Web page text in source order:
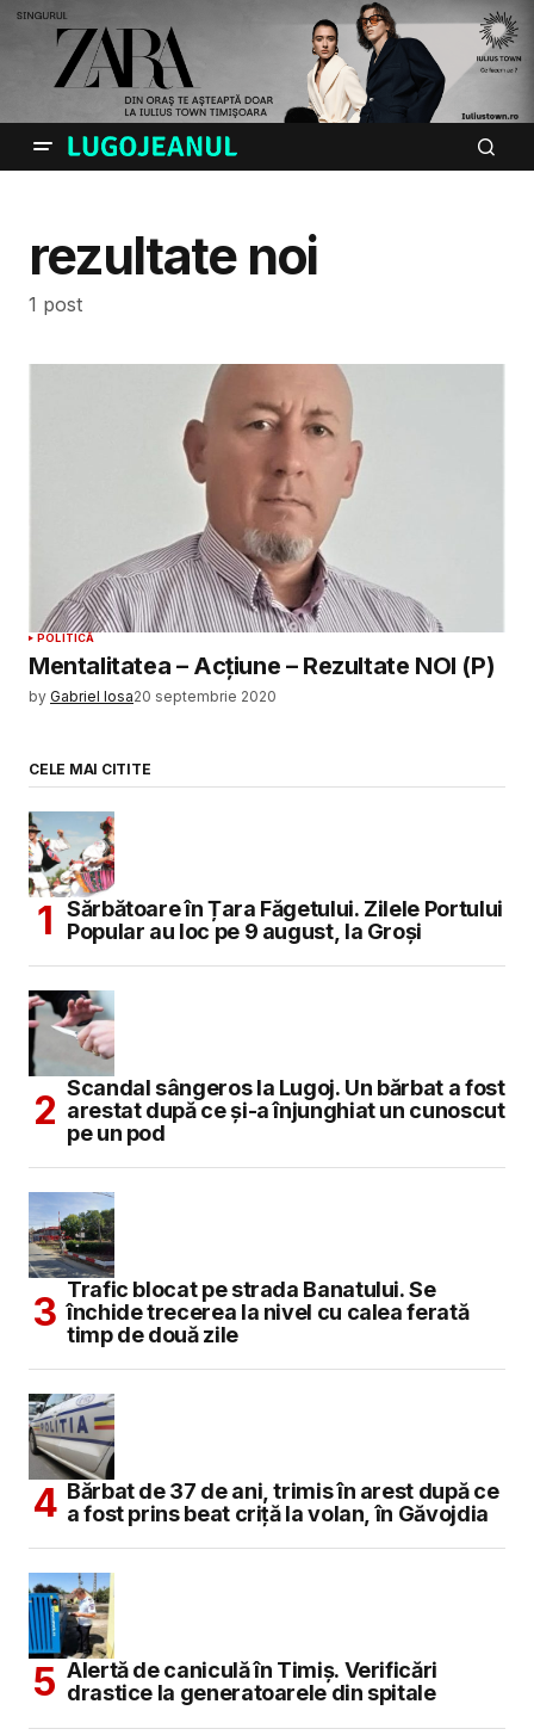
rezultate noi
1 post
POLITICĂ
Mentalitatea – Acțiune – Rezultate NOI (P)
by Gabriel Iosa20 septembrie 2020
CELE MAI CITITE
Sărbătoare în Țara Făgetului. Zilele Portului
Popular au loc pe 9 august, la Groși
Scandal sângeros la Lugoj. Un bărbat a fost
arestat după ce și-a înjunghiat un cunoscut
pe un pod
Trafic blocat pe strada Banatului. Se
închide trecerea la nivel cu calea ferată
timp de două zile
Bărbat de 37 de ani, trimis în arest după ce
a fost prins beat criță la volan, în Găvojdia
Alertă de caniculă în Timiș. Verificări
drastice la generatoarele din spitale